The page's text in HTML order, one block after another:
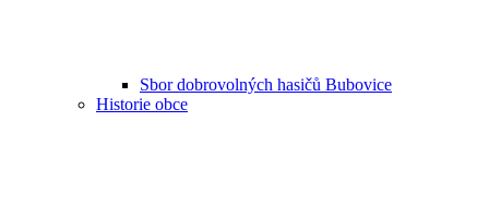
Sbor dobrovolných hasičů Bubovice
Historie obce